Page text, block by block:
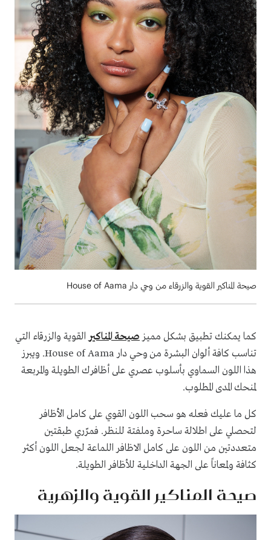
صيحة المناكير القوية والزرقاء من وحي دار House of Aama
كما يمكنك تطبيق بشكل مميز صيحة المناكير القوية والزرقاء التي
تناسب كافة ألوان البشرة من وحي دار House of Aama. ويبرز
هذا اللون السماوي بأسلوب عصري على أظافرك الطويلة والمربعة
لمنحك المدى المطلوب.
كل ما عليك فعله هو سحب اللون القوي على كامل الأظافر
لتحصلي على اطلالة ساحرة وملفتة للنظر. فمرّري طبقتين
متعددتين من اللون على كامل الاظافر اللماعة لجعل اللون أكثر
كثافة ولمعاناً على الجهة الداخلية للأظافر الطويلة.
صيحة المناكير القوية والزهرية